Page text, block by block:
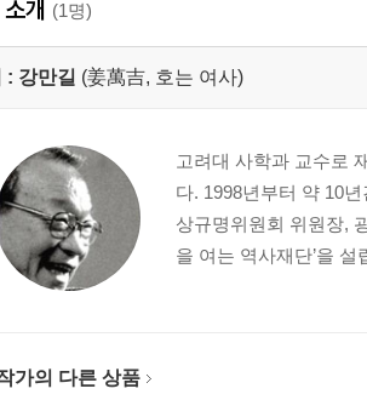
일 전에도 『우리 민족의 현대사』 같은 책
일을 이루어가는 21세기 역사의 방향은?
제에 가시가 있는 글과 없는 글
이었던 6ㆍ15선언 5주년 기념행사
국방위원장과의 오찬자리
공동선언 후 통일은 많이 추진되었다
학교 분규의 내력
개 (1명)
: 강만길 (姜萬吉, 호는 여사)
고려대 사학과 교수로
다. 1998년부터 약 10
상규명위원회 위원장,
을 여는 역사재단’을
가의 다른 상품